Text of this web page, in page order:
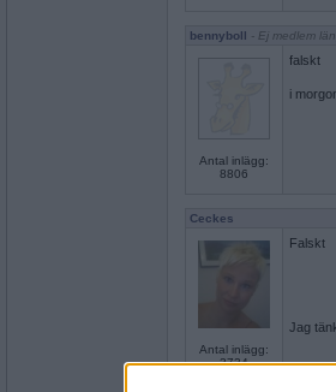
bennyboll - Ej medlem
Antal inlägg:
8806
falskt
i
Ceckes
Antal inlägg:
3734
Falskt
Jag